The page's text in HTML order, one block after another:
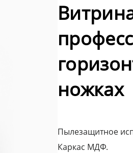
ножках
Пылезащитное
Каркас МДФ.